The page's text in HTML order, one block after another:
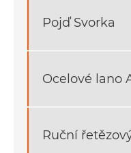
Pojď Svorka
Ocelové lano
Ruční